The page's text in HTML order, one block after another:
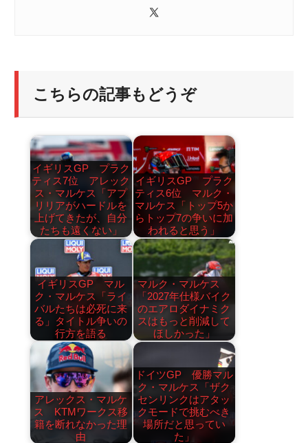
こちらの記事もどうぞ
イギリスGP プラク
ティス7位 アレック
ス・マルケス「アプ
リリアがハードルを
上げてきたが、自分
たちも遠くない」
イギリスGP プラク
ティス6位 マルク・
マルケス「トップ5か
らトップ7の争いに加
われると思う」
イギリスGP マル
ク・マルケス「ライ
バルたちは必死に来
る」タイトル争いの
行方を語る
マルク・マルケス
「2027年仕様バイク
のエアロダイナミク
スはもっと削減して
ほしかった」
アレックス・マルケ
ス KTMワークス移
籍を断れなかった理
由
ドイツGP 優勝マル
ク・マルケス「ザク
センリンクはアタッ
クモードで挑むべき
場所だと思ってい
た」